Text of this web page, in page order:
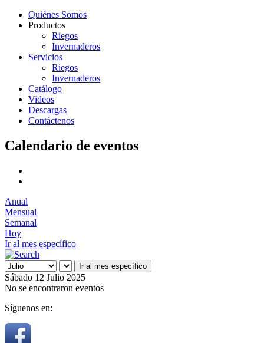
Quiénes Somos
Productos
Riegos
Invernaderos
Servicios
Riegos
Invernaderos
Catálogo
Videos
Descargas
Contáctenos
Calendario de eventos
Anual
Mensual
Semanal
Hoy
Ir al mes específico
Ir al mes específico
Sábado 12 Julio 2025
No se encontraron eventos
Síguenos en: